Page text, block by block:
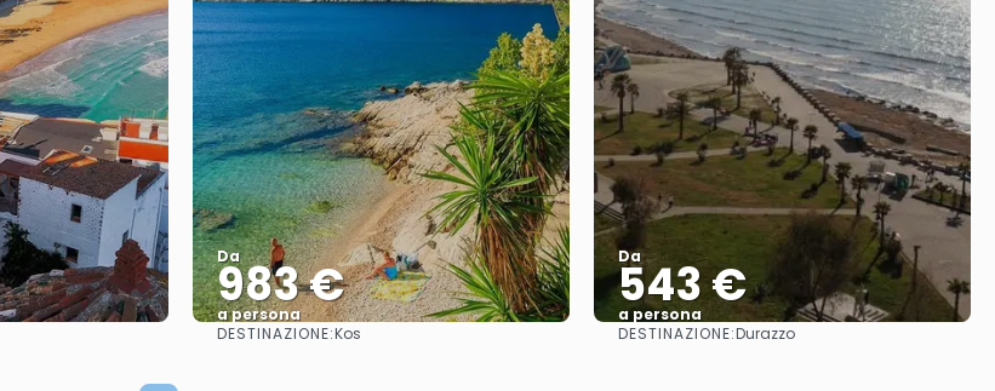
Da
983 €
a persona
Vedere
DESTINAZIONE:Kos
Da
543 €
a persona
Vedere
DESTINAZIONE:Durazzo